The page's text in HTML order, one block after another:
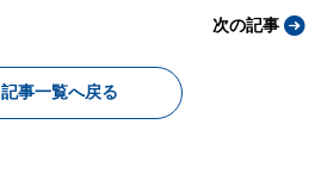
記事一覧へ戻る
次の記事